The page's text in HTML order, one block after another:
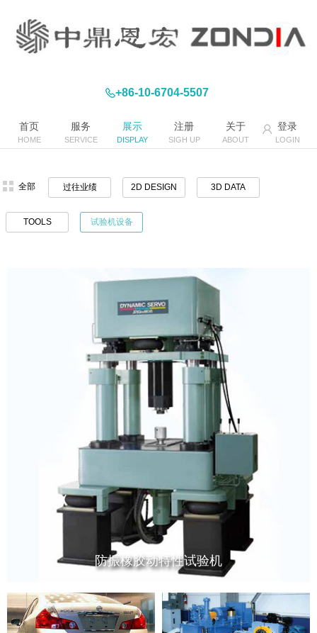
+86-10-6704-5507
首页
HOME
服务
SERVICE
展示
DISPLAY
注册
SIGH UP
关于
ABOUT
登录
LOGIN
全部 过往业绩 2D DESIGN 3D DATA
TOOLS 试验机设备
防振橡胶动特性试验机